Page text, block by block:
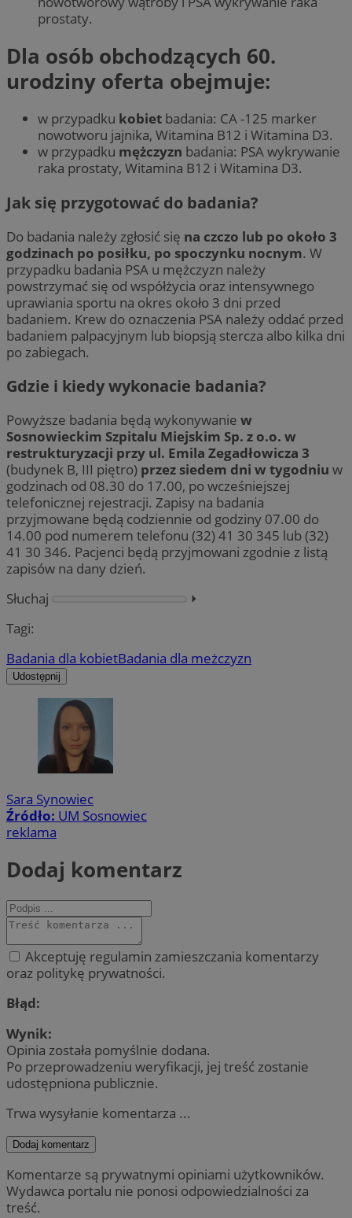
prostaty.
Dla osób obchodzących 60.
urodziny oferta obejmuje:
w przypadku kobiet badania: CA -125 marker
nowotworu jajnika, Witamina B12 i Witamina D3.
w przypadku mężczyzn badania: PSA wykrywanie
raka prostaty, Witamina B12 i Witamina D3.
Jak się przygotować do badania?
Do badania należy zgłosić się na czczo lub po około 3
godzinach po posiłku, po spoczynku nocnym. W
przypadku badania PSA u mężczyzn należy
powstrzymać się od współżycia oraz intensywnego
uprawiania sportu na okres około 3 dni przed
badaniem. Krew do oznaczenia PSA należy oddać przed
badaniem palpacyjnym lub biopsją stercza albo kilka dni
po zabiegach.
Gdzie i kiedy wykonacie badania?
Powyższe badania będą wykonywanie w
Sosnowieckim Szpitalu Miejskim Sp. z o.o. w
restrukturyzacji przy ul. Emila Zegadłowicza 3
(budynek B, III piętro) przez siedem dni w tygodniu w
godzinach od 08.30 do 17.00, po wcześniejszej
telefonicznej rejestracji. Zapisy na badania
przyjmowane będą codziennie od godziny 07.00 do
14.00 pod numerem telefonu (32) 41 30 345 lub (32)
41 30 346. Pacjenci będą przyjmowani zgodnie z listą
zapisów na dany dzień.
Słuchaj
⏵︎
Tagi:
Badania dla kobietBadania dla meżczyzn
Udostępnij
Sara Synowiec
Źródło: UM Sosnowiec
reklama
Dodaj komentarz
Akceptuję regulamin zamieszczania komentarzy
oraz politykę prywatności.
Błąd:
Wynik:
Opinia została pomyślnie dodana.
Po przeprowadzeniu weryfikacji, jej treść zostanie
udostępniona publicznie.
Trwa wysyłanie komentarza ...
Dodaj komentarz
Komentarze są prywatnymi opiniami użytkowników.
Wydawca portalu nie ponosi odpowiedzialności za
treść.